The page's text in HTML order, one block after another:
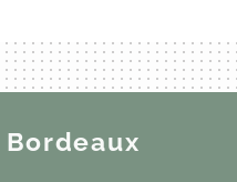
Bordeaux